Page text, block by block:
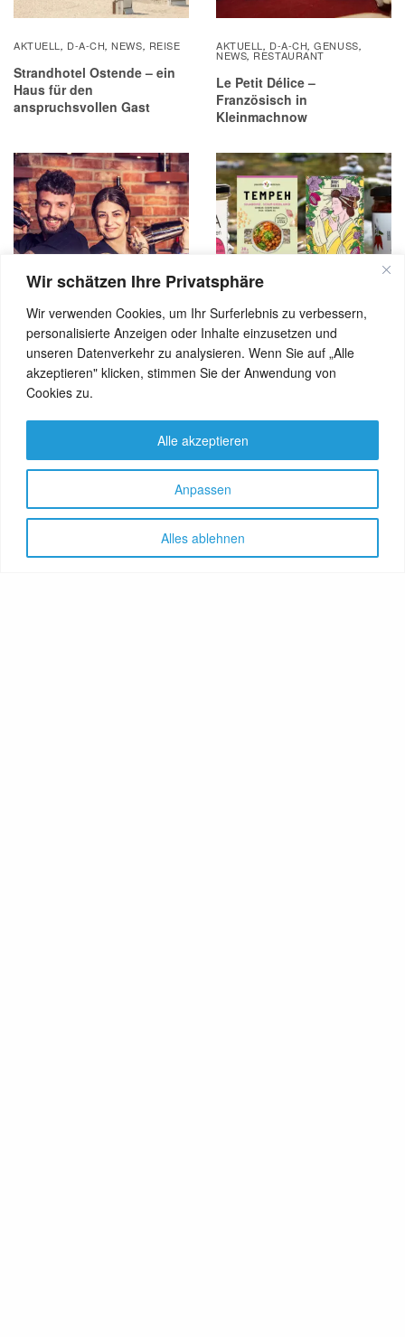
Wir schätzen Ihre Privatsphäre
Wir verwenden Cookies, um Ihr Surferlebnis zu verbessern,
personalisierte Anzeigen oder Inhalte einzusetzen und
unseren Datenverkehr zu analysieren. Wenn Sie auf „Alle
akzeptieren" klicken, stimmen Sie der Anwendung von
Cookies zu.
Anpassen
Alles ablehnen
Alle akzeptieren
AKTUELL, D-A-CH,NEWS, REISE
Strandhotel Ostende – ein
Haus für den
anspruchsvollen Gast
AKTUELL, D-A-CH,GENUSS,
NEWS, RESTAURANT
Le Petit Délice –
Französisch in
Kleinmachnow
AKTUELL, D-A-CH , GESUNDHEIT,
HOTEL,NEWS,REISE
Rockmusik und ketogene
Gerichte
AKTUELL ,GENUSS,
LEBENSMITTEL,NEWS,
SPEZIALITÄTEN
Kostproben – von
Ramenbrühe bis Würzpaste